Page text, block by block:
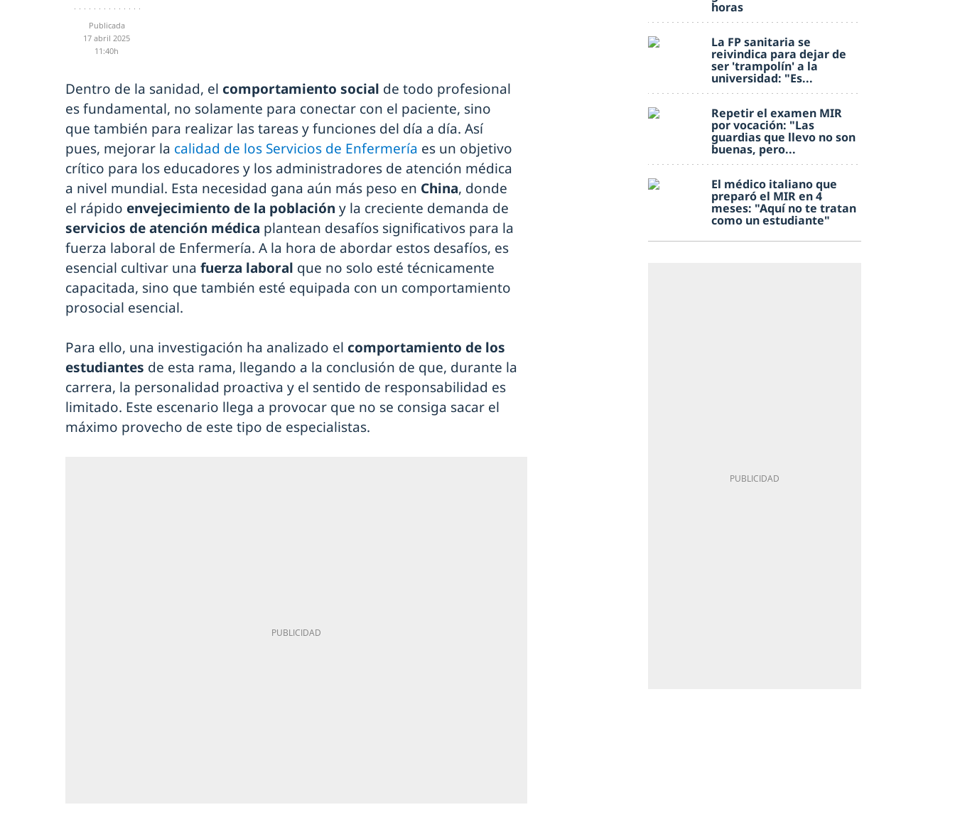
Publicada
17 abril 2025
11:40h
Dentro de la sanidad, el comportamiento social de todo profesional
es fundamental, no solamente para conectar con el paciente, sino
que también para realizar las tareas y funciones del día a día. Así
pues, mejorar la calidad de los Servicios de Enfermería es un objetivo
crítico para los educadores y los administradores de atención médica
a nivel mundial. Esta necesidad gana aún más peso en China, donde
el rápido envejecimiento de la población y la creciente demanda de
servicios de atención médica plantean desafíos significativos para la
fuerza laboral de Enfermería. A la hora de abordar estos desafíos, es
esencial cultivar una fuerza laboral que no solo esté técnicamente
capacitada, sino que también esté equipada con un comportamiento
prosocial esencial.
Para ello, una investigación ha analizado el comportamiento de los
estudiantes de esta rama, llegando a la conclusión de que, durante la
carrera, la personalidad proactiva y el sentido de responsabilidad es
limitado. Este escenario llega a provocar que no se consiga sacar el
máximo provecho de este tipo de especialistas.
horas
La FP sanitaria se
reivindica para dejar de
ser 'trampolín' a la
universidad: "Es...
Repetir el examen MIR
por vocación: "Las
guardias que llevo no son
buenas, pero...
El médico italiano que
preparó el MIR en 4
meses: "Aquí no te tratan
como un estudiante"